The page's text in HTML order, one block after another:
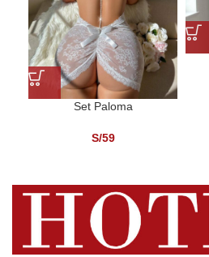
Set Paloma
S/59